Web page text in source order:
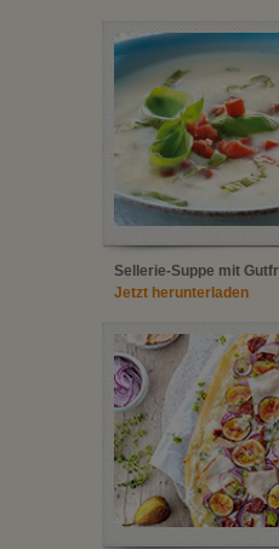
Sellerie-Suppe mit
Jetzt herunterladen